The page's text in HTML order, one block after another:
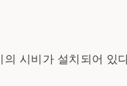
시비가 설치되어 있